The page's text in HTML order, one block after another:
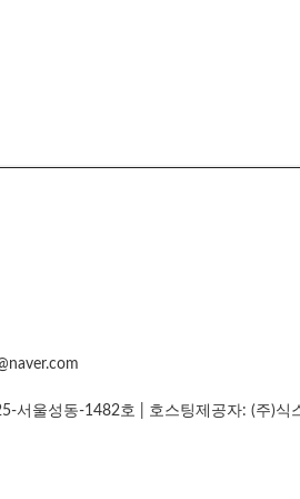
서울성동-1482호 | 호스팅제공자: (주)식